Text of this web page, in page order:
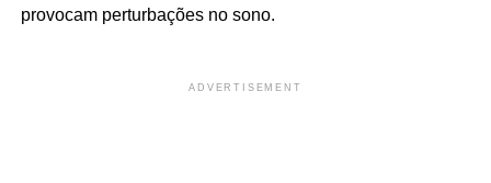
provocam perturbações no sono.
ADVERTISEMENT